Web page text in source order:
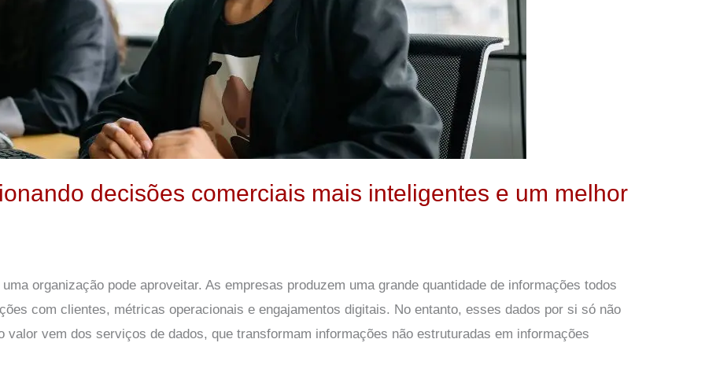
decisões comerciais mais inteligentes e um melhor
organização pode aproveitar. As empresas produzem uma grande quantidade de informações todos
com clientes, métricas operacionais e engajamentos digitais. No entanto, esses dados por si só não
vem dos serviços de dados, que transformam informações não estruturadas em informações